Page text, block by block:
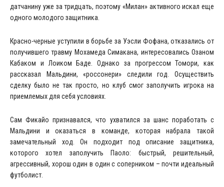
датчанину уже за тридцать, поэтому «Милан» активного искал еще
одного молодого защитника.
Красно-черные уступили в борьбе за Уэсли Фофана, отказались от
получившего травму Мохамеда Симакана, интересовались Озаном
Кабаком и Лоиком Баде. Однако за прогрессом Томори, как
рассказал Мальдини, «россонери» следили год. Осуществить
сделку было не так просто, но клуб смог заполучить игрока на
приемлемых для себя условиях.
Сам Фикайо признавался, что ухватился за шанс поработать с
Мальдини и оказаться в команде, которая набрала такой
замечательный ход. Он подходит под описание защитника,
которого хотел заполучить Паоло: быстрый, решительный,
агрессивный, хорош один в один с соперником – почти идеальный
футболист.